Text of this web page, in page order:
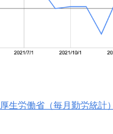
厚生労働省（毎月勤労統計）